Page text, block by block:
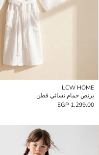
LCW HOME
برنص حمام نسائي قطن
1,299.00 EGP